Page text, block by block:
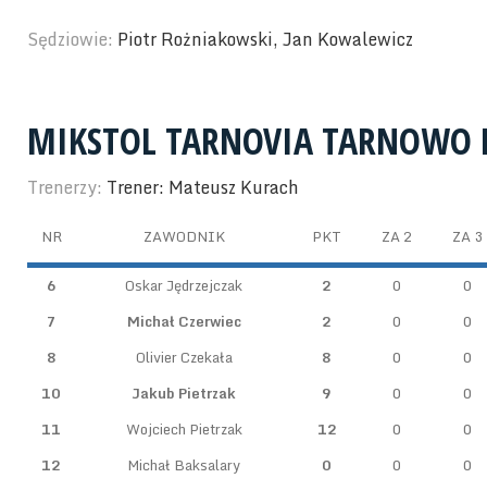
Sędziowie: Piotr Rożniakowski, Jan Kowalewicz
MIKSTOL TARNOVIA TARNOWO
Trenerzy: Trener: Mateusz Kurach
NR ZAWODNIK PKT ZA 2 ZA 3
6 Oskar Jędrzejczak 2 0
0
7
Michał Czerwiec 2 0
0
8
Olivier Czekała 8 0
0
10
Jakub Pietrzak 9 0
0
11
Wojciech Pietrzak 12 0
0
12
Michał Baksalary 0 0
0